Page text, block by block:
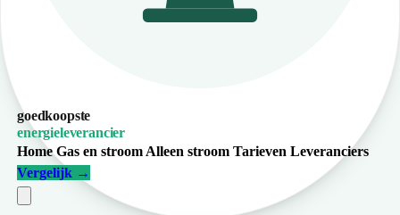
goedkoopste
energieleverancier
HomeGas en stroom Alleen stroom Tarieven Leveranciers
Vergelijk →